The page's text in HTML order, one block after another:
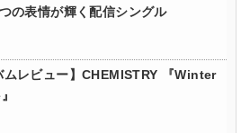
の表情が輝く配信シングル
ムレビュー】CHEMISTRY 『Winter